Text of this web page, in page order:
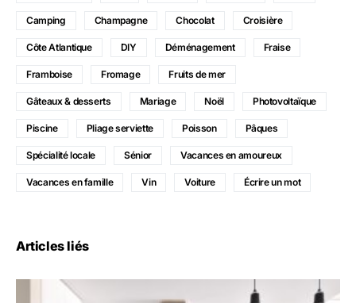
Camping Champagne Chocolat Croisière
Côte Atlantique DIY Déménagement Fraise
Framboise Fromage Fruits de mer
Gâteaux & desserts Mariage Noël Photovoltaïque
Piscine Pliage serviette Poisson Pâques
Spécialité locale Sénior Vacances en amoureux
Vacances en famille Vin Voiture Écrire un mot
Articles liés